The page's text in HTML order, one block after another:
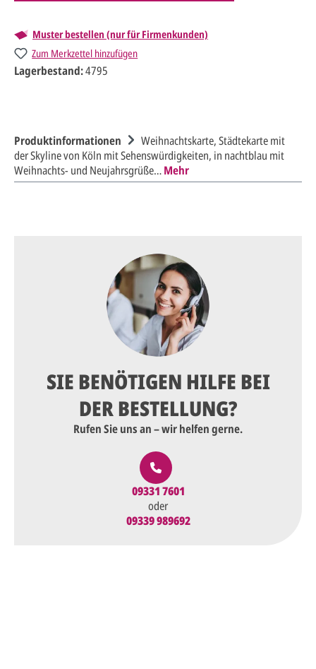
Muster bestellen (nur für Firmenkunden)
Zum Merkzettel hinzufügen
Lagerbestand:4795
Produktinformationen
Weihnachtskarte, Städtekarte mit
der Skyline von Köln mit Sehenswürdigkeiten, in nachtblau mit
Weihnachts- und Neujahrsgrüße…Mehr
SIE BENÖTIGEN HILFE BEI
DER BESTELLUNG?
Rufen Sie uns an – wir helfen gerne.
09331 7601
oder
09339 989692